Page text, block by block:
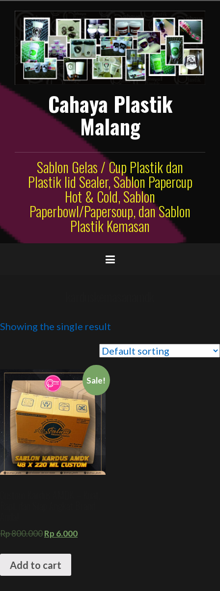
konten
Cahaya Plastik
Malang
Sablon Gelas / Cup Plastik dan
Plastik lid Sealer, Sablon Papercup
Hot & Cold, Sablon
Paperbowl/Papersoup, dan Sablon
Plastik Kemasan
Showing the single result
Sale!
Rp800.000Rp 6.000
Add to cart